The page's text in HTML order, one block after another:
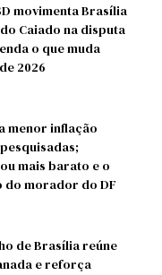
movimenta Brasília
Caiado na disputa
o que muda
2026
menor inflação
mais barato e o
morador do DF
de Brasília reúne
e reforça